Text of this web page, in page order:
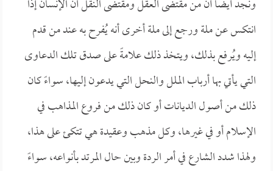
ونجد أيضاً أن من مقتضى العقل ومقتضى النقل أن الإنسان إذا
انتكس عن ملة ورجع إلى ملة أخرى أنه يُفرح به عند من قدم
إليه ويُرفع بذلك، ويتخذ ذلك علامةً على صدق تلك الدعاوى
التي يأتي بها أرباب الملل والنحل التي يدعون إليها، سواءً كان
ذلك من أصول الديانات أو كان ذلك من فروع المذاهب في
الإسلام أو في غيرها، وكل مذهب وعقيدة هي تتكئ على هذا،
ولهذا شدد الشارع في أمر الردة وبين حال المرتد بأنواعه، سواءً